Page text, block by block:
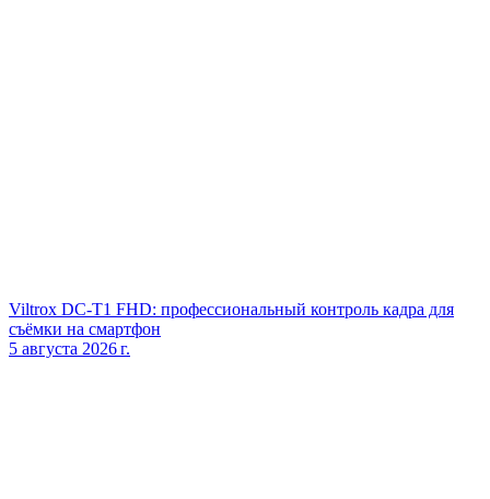
Viltrox DC‑T1 FHD: профессиональный контроль кадра для
съёмки на смартфон
5 августа 2026 г.